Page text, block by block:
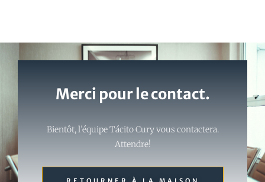
Merci pour le contact.
Bientôt, l’équipe Tácito Cury vous contactera.
Attendre!